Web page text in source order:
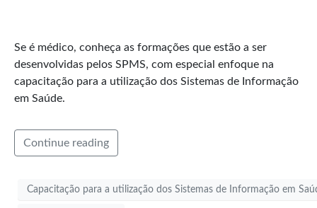
Se é médico, conheça as formações que estão a ser
desenvolvidas pelos SPMS, com especial enfoque na
capacitação para a utilização dos Sistemas de Informação
em Saúde.
Continue reading
Capacitação para a utilização dos Sistemas de Informação em